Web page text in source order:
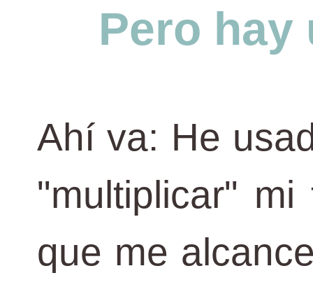
Pero
Ahí va: He
"multiplicar"
que me